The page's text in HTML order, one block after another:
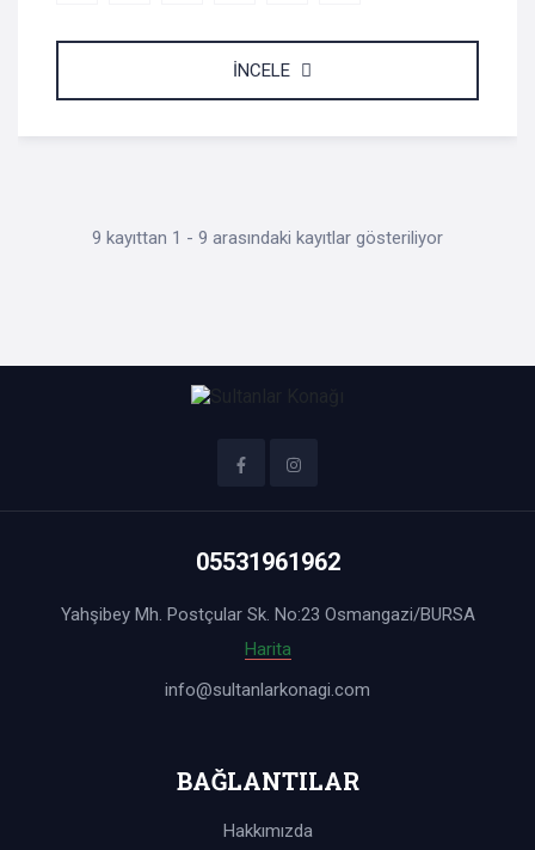
İNCELE
2Nolu Odamız
1.KAT (GİRİŞ) m²
ODALARIMIZDA SİGARA İÇİLMEMEKTEDİR. SİGARA
ÇAYLAR İKRAMIMIZDIR :)
9 kayıttan 1 - 9 arasındaki kayıtlar gösteriliyor
05531961962
Yahşibey Mh. Postçular Sk. No:23 Osmangazi/BURSA
Harita
info@sultanlarkonagi.com
BAĞLANTILAR
Hakkımızda